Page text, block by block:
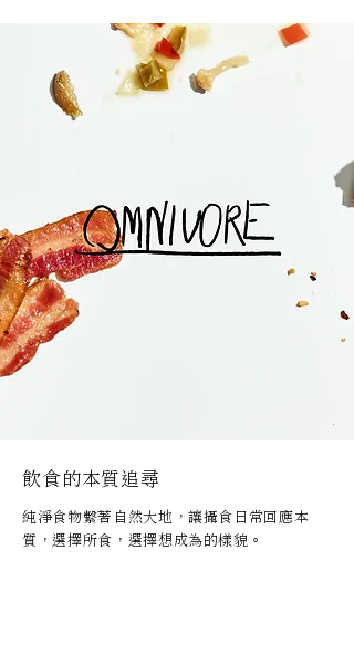
飲食的本質追尋
純淨食物繫著自然大地，讓攝食日常回應本
質，選擇所食，選擇想成為的樣貌。